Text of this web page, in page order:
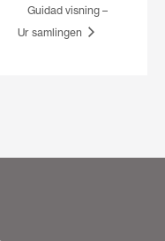
Guidad visning –
Ur samlingen